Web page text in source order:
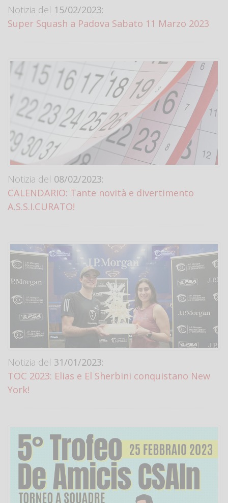
Notizia del 15/02/2023:
Super Squash a Padova Sabato 11 Marzo 2023
Notizia del 08/02/2023:
CALENDARIO: Tante novità e divertimento
A.S.S.I.CURATO!
Notizia del 31/01/2023:
TOC 2023: Elias e El Sherbini conquistano New
York!